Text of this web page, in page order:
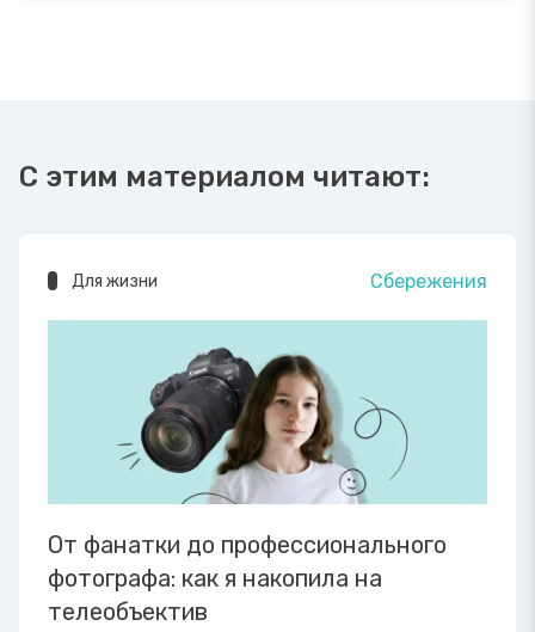
С этим материалом читают:
Для жизни Сбережения
От фанатки до профессионального
фотографа: как я накопила на
телеобъектив